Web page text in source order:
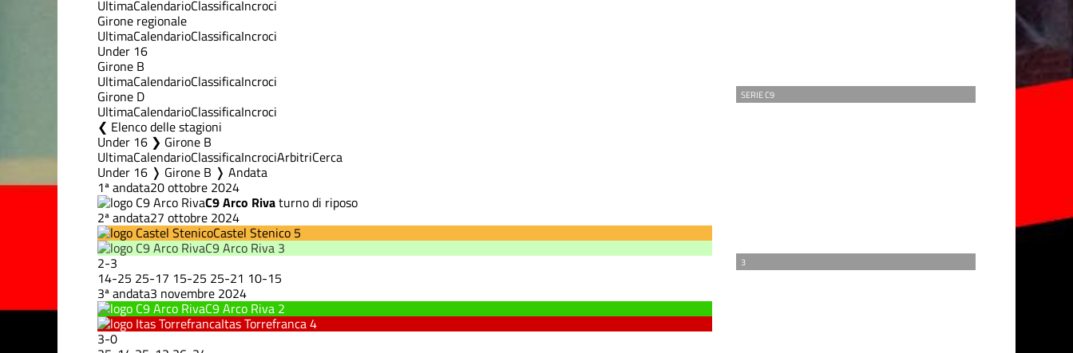
UltimaCalendarioClassificaIncroci
Girone regionale
UltimaCalendarioClassificaIncroci
Under 16
Girone B
UltimaCalendarioClassificaIncroci
Girone D
UltimaCalendarioClassificaIncroci
Elenco delle stagioni
Under 16 ❯ Girone B
UltimaCalendarioClassificaIncrociArbitriCerca
Under 16 ❭ Girone B ❭ Andata
1ª andata20 ottobre 2024
C9 Arco Rivaturno di riposo
2ª andata27 ottobre 2024
Castel Stenico 5
C9 Arco Riva 3
2-3
14-25 25-17 15-25 25-21 10-15
3ª andata3 novembre 2024
C9 Arco Riva 2
Itas Torrefranca4
3-0
SERIE C9
3